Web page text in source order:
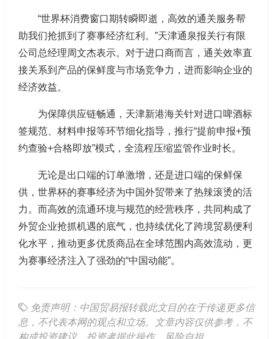
“世界杯消费窗口期转瞬即逝，高效的通关服务帮
助我们抢抓到了赛事经济红利。”天津通泉报关行有限
公司总经理周文杰表示。对于进口商而言，通关效率直
接关系到产品的保鲜度与市场竞争力，进而影响企业的
经济效益。
为保障供应链畅通，天津新港海关针对进口啤酒标
签规范、材料申报等环节细化指导，推行“提前申报+预
约查验+合格即放”模式，全流程压缩监管作业时长。
无论是出口端的订单激增，还是进口端的保鲜保
供，世界杯的赛事经济为中国外贸带来了热辣滚烫的活
力。而高效的流通环境与规范的经营秩序，共同构成了
外贸企业抢抓机遇的底气，也持续优化了跨境贸易便利
化水平，推动更多优质商品在全球范围内高效流动，更
为赛事经济注入了强劲的“中国动能”。
免责声明：中国贸易报转载此文目的在于传递更多信
息，不代表本网的观点和立场。文章内容仅供参考，不
构成投资建议。投资者据此操作，风险自担。